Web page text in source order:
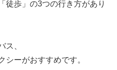
徒歩」の3つの行き方があり
ス、
シーがおすすめです。